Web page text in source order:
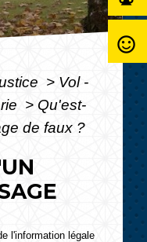
> Vol -
> Qu'est-
de faux ?
l'information légale
sentiment_satisfied_alt